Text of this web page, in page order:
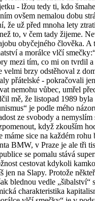
- lžou tedy ti, kdo
ovšem nemalou dobu
že už před mnoha lety
to, v čem tady žijeme.
obyčejného člověka.
a morálce vlčí
mezi tím, co mi on tvrdil
velmi brzy odstěhoval z
přátelské - pokračovali
nemohu vůbec, umřel
mě, že listopad 1989
je podle mého
ze svobody a
když zkouším
máme sice na každém
BMW, v Praze je ale tři
se pomalu stává
cestovat kdykoli
jen na Slapy. Protože
blednou vedle
charakteristika